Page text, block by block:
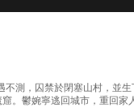
測，囚禁於閉塞山村，
。鬱婉寧逃回城市，重回